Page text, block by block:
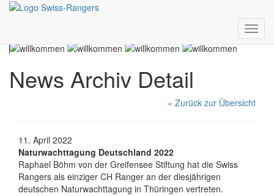
News Archiv Detail
« Zurück zur Übersicht
11. April 2022
Naturwachttagung Deutschland 2022
Raphael Böhm von der Greifensee Stiftung hat die Swiss
Rangers als einziger CH Ranger an der diesjährigen
deutschen Naturwachttagung in Thüringen vertreten.